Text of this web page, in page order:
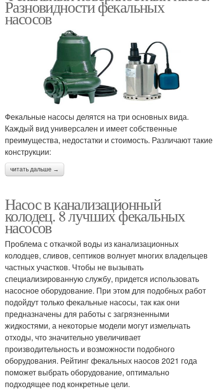
Разновидности фекальных
насосов
Фекальные насосы делятся на три основных вида.
Каждый вид универсален и имеет собственные
преимущества, недостатки и стоимость. Различают такие
конструкции:
читать дальше →
Насос в канализационный
колодец. 8 лучших фекальных
насосов
Проблема с откачкой воды из канализационных
колодцев, сливов, септиков волнует многих владельцев
частных участков. Чтобы не вызывать
специализированную службу, придется использовать
насосное оборудование. При этом для подобных работ
подойдут только фекальные насосы, так как они
предназначены для работы с загрязненными
жидкостями, а некоторые модели могут измельчать
отходы, что значительно увеличивает
производительность и возможности подобного
оборудования. Рейтинг фекальных наосов 2021 года
поможет выбрать оборудование, оптимально
подходящее под конкретные цели.